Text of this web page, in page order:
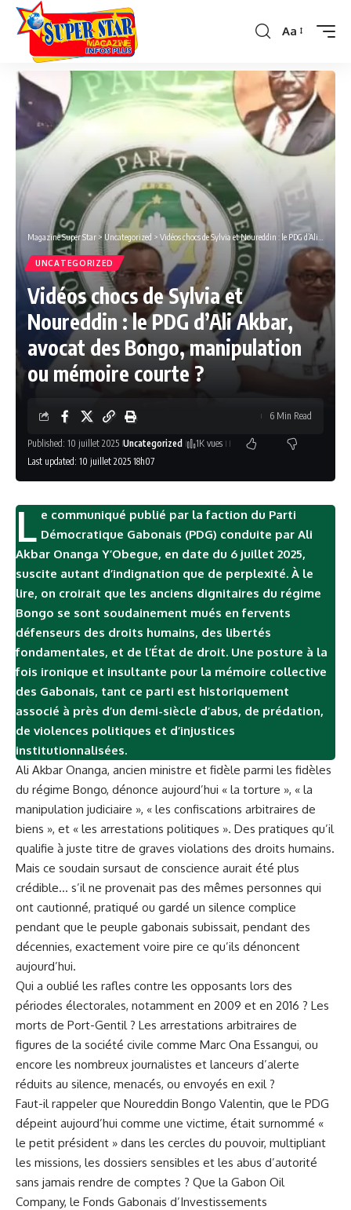
Font
Aa
Magazine Super Star > Uncategorized > Vidéos chocs de Sylvia et Noureddin : le PDG d’Ali Akbar, avocat des Bongo, manipulation ou mémoire courte ?
UNCATEGORIZED
Vidéos chocs de Sylvia et
Noureddin : le PDG d’Ali Akbar,
avocat des Bongo, manipulation
ou mémoire courte ?
Last updated: 10 juillet 2025 18h07
Published: 10 juillet 2025 Uncategorized 1K vues
6 Min Read
L e communiqué publié par la faction du Parti
Démocratique Gabonais (PDG) conduite par Ali
Akbar Onanga Y’Obegue, en date du 6 juillet 2025,
suscite autant d’indignation que de perplexité. À le
lire, on croirait que les anciens dignitaires du régime
Bongo se sont soudainement mués en fervents
défenseurs des droits humains, des libertés
fondamentales, et de l’État de droit. Une posture à la
fois ironique et insultante pour la mémoire collective
des Gabonais, tant ce parti est historiquement
associé à près d’un demi-siècle d’abus, de prédation,
de violences politiques et d’injustices
institutionnalisées.
Ali Akbar Onanga, ancien ministre et fidèle parmi les fidèles
du régime Bongo, dénonce aujourd’hui « la torture », « la
manipulation judiciaire », « les confiscations arbitraires de
biens », et « les arrestations politiques ». Des pratiques qu’il
qualifie à juste titre de graves violations des droits humains.
Mais ce soudain sursaut de conscience aurait été plus
crédible… s’il ne provenait pas des mêmes personnes qui
ont cautionné, pratiqué ou gardé un silence complice
pendant que le peuple gabonais subissait, pendant des
décennies, exactement voire pire ce qu’ils dénoncent
aujourd’hui.
Qui a oublié les rafles contre les opposants lors des
périodes électorales, notamment en 2009 et en 2016 ? Les
morts de Port-Gentil ? Les arrestations arbitraires de
figures de la société civile comme Marc Ona Essangui, ou
encore les nombreux journalistes et lanceurs d’alerte
réduits au silence, menacés, ou envoyés en exil ?
Faut-il rappeler que Noureddin Bongo Valentin, que le PDG
dépeint aujourd’hui comme une victime, était surnommé «
le petit président » dans les cercles du pouvoir, multipliant
les missions, les dossiers sensibles et les abus d’autorité
sans jamais rendre de comptes ? Que la Gabon Oil
Company, le Fonds Gabonais d’Investissements